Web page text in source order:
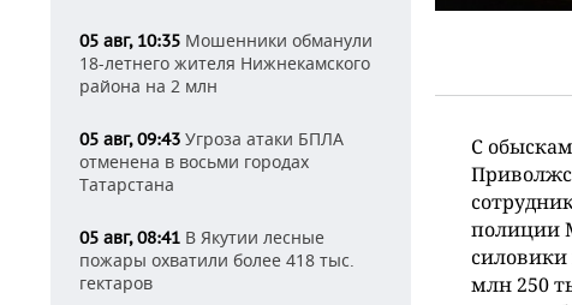
05 авг, 10:35 Мошенники обманули
18-летнего жителя Нижнекамского
района на 2 млн
05 авг, 09:43 Угроза атаки БПЛА
отменена в восьми городах
Татарстана
05 авг, 08:41 В Якутии лесные
пожары охватили более 418 тыс.
гектаров
С
полиции
силовики
млн 250